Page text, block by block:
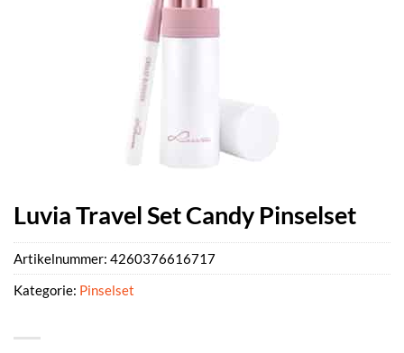
Luvia Travel Set Candy Pinselset
Artikelnummer: 4260376616717
Kategorie: Pinselset